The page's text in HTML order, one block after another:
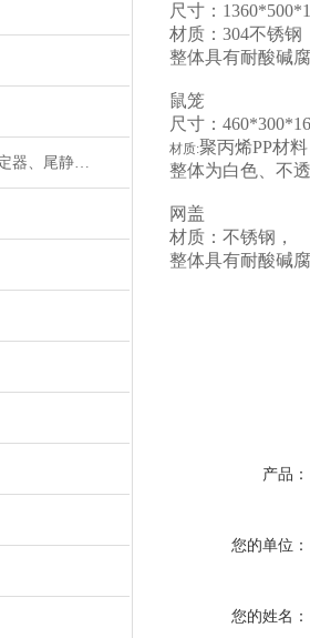
可视大鼠尾注射固定器、尾静脉注射
尺寸：
材质：304不锈钢
整体具有耐酸碱
鼠笼
尺寸：
材质:聚丙烯PP材料
整体为白色、不
网盖
材质：不锈钢，
整体具有耐酸碱
产品：
您的单位：
您的姓名：